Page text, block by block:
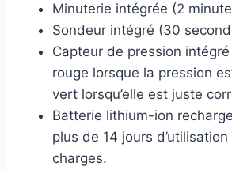
Minuterie intégrée (2
Sondeur intégré (30
Capteur de pression intégré
rouge lorsque la pression
vert lorsqu’elle est juste
Batterie lithium-ion
plus de 14 jours
charges.